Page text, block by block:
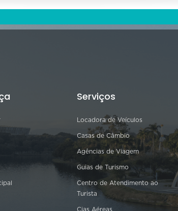
Serviços
Locadora de Veículos
Casas de Câmbio
Agências de Viagem
Guias de Turismo
Centro de Atendimento ao
Turista
Cias Aéreas